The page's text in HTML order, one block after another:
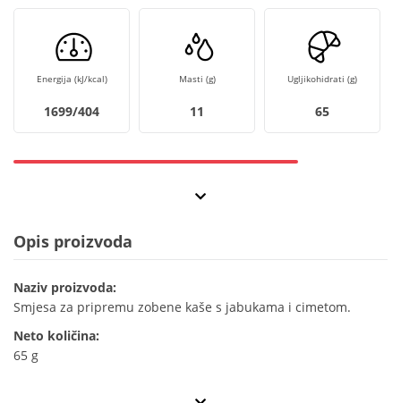
Energija (kJ/kcal)
1699/404
Masti (g)
11
Ugljikohidrati (g)
65
Opis proizvoda
Naziv proizvoda:
Smjesa za pripremu zobene kaše s jabukama i cimetom.
Neto količina:
65 g